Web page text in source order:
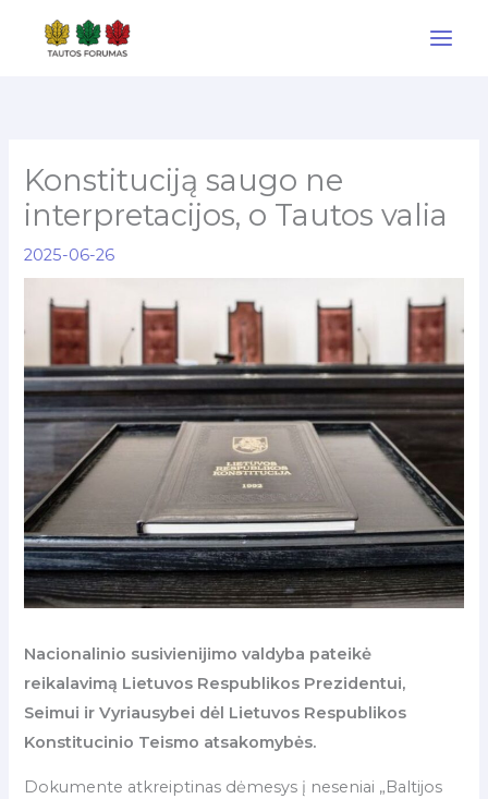
Konstituciją saugo ne
interpretacijos, o Tautos valia
2025-06-26
Nacionalinio susivienijimo valdyba pateikė
reikalavimą Lietuvos Respublikos Prezidentui,
Seimui ir Vyriausybei dėl Lietuvos Respublikos
Konstitucinio Teismo atsakomybės.
Dokumente atkreiptinas dėmesys į neseniai „Baltijos